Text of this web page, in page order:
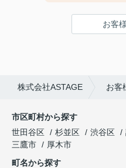
ってます！
ありがとうござい
お客
株式会社ASTAGE お客
市区町村から探す
世田谷区
杉並区 渋谷区
三鷹市
厚木市
町名から探す